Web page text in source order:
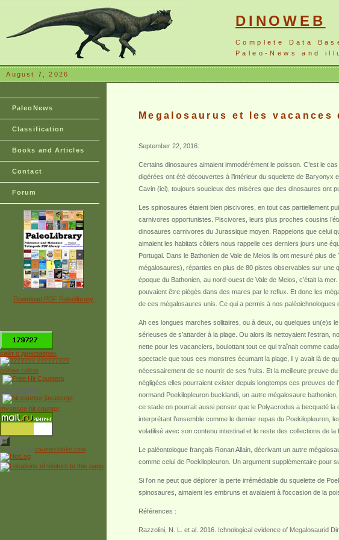
DINOWEB
Complete Data
Paleo-News and
August 7, 2026
PaleoNews
Classification
Books and Articles
Contact
Forum
Download PDF Paleolibrary
*
сайт о динозаврах
рейтинг сайтов
Free Counter
myspace hit counter
Powered by counter.bloke.com
Megalosaurus et les vacances
September 22, 2016:
Certains dinosaures aimaient immodérément le poisson. C’est le
digérées ont été découvertes à l’intérieur du squelette de Baryonyx
Cavin (ici), toujours soucieux des misères que des dinosaures ont
Les spinosaures étaient bien piscivores, en tout cas partiellement
carnivores opportunistes. Piscivores, leurs plus proches cousins
dinosaures carnivores du Jurassique moyen. Rappelons que celui
aimaient les habitats côtiers nous rappelle ces derniers jours une
Portugal. Dans le Bathonien de Vale de Meios ils ont mesuré plus
mégalosaures), réparties en plus de 80 pistes observables sur
époque du Bathonien, au nord-ouest de Vale de Meios, c’était la
pouvaient être piégés dans des mares par le reflux. Et donc les
de ces mégalosaures unis. Ce qui a permis à nos paléoichnologues
Ah ces longues marches solitaires, ou à deux, ou quelques un(e)s
sérieuses de s’attarder à la plage. Ou alors ils nettoyaient
nette pour les vacanciers, boulottant tout ce qui traînait comme
spectacle que tous ces monstres écumant la plage, il y avait là de
nécessairement de se nourrir de ses fruits. Et la meilleure preuve
négligées elles pourraient exister depuis longtemps ces preuves
normand Poekilopleuron bucklandi, un autre mégalosaure
ce stade on pourrait aussi penser que le Polyacrodus a becqueté
interprétant l’ensemble comme le dernier repas du Poekilopleuron,
volatilisé avec son contenu intestinal et le reste des collections de
Le paléontologue français Ronan Allain, décrivant un autre
comme celui de Poekilopleuron. Un argument supplémentaire pour
Si l’on ne peut que déplorer la perte irrémédiable du squelette de
spinosaures, aimaient les embruns et avalaient à l’occasion de la
Références :
Razzolini, N. L. et al. 2016. Ichnological evidence of Megalosaurid